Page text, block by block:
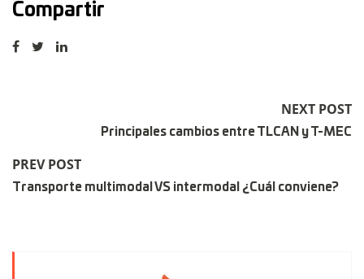
Compartir
NEXT POST
Principales cambios entre TLCAN y T-MEC
PREV POST
Transporte multimodal VS intermodal ¿Cuál conviene?